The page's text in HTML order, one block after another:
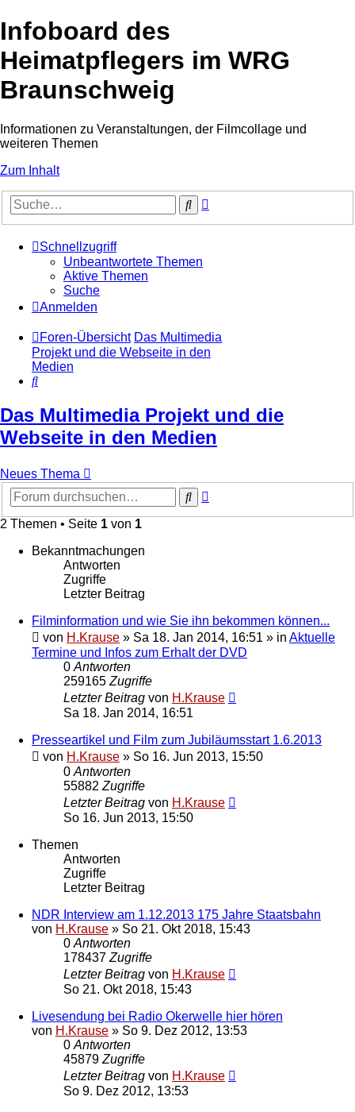
Infoboard des
Heimatpflegers im WRG
Braunschweig
Informationen zu Veranstaltungen, der Filmcollage und
weiteren Themen
Zum Inhalt
Suche
Schnellzugriff
Unbeantwortete Themen
Aktive Themen
Suche
Anmelden
Foren-Übersicht Das Multimedia
Projekt und die Webseite in den
Medien
Suche
Das Multimedia Projekt und die
Webseite in den Medien
Neues Thema
Suche
2 Themen • Seite 1 von 1
Bekanntmachungen
Antworten
Zugriffe
Letzter Beitrag
Filminformation und wie Sie ihn bekommen können...
von H.Krause » Sa 18. Jan 2014, 16:51 » in Aktuelle
Termine und Infos zum Erhalt der DVD
0 Antworten
259165 Zugriffe
Letzter Beitrag von H.Krause
Sa 18. Jan 2014, 16:51
Presseartikel und Film zum Jubiläumsstart 1.6.2013
von H.Krause » So 16. Jun 2013, 15:50
0 Antworten
55882 Zugriffe
Letzter Beitrag von H.Krause
So 16. Jun 2013, 15:50
Themen
Antworten
Zugriffe
Letzter Beitrag
NDR Interview am 1.12.2013 175 Jahre Staatsbahn
von H.Krause » So 21. Okt 2018, 15:43
0 Antworten
178437 Zugriffe
Letzter Beitrag von H.Krause
So 21. Okt 2018, 15:43
Livesendung bei Radio Okerwelle hier hören
von H.Krause » So 9. Dez 2012, 13:53
0 Antworten
45879 Zugriffe
Letzter Beitrag von H.Krause
So 9. Dez 2012, 13:53